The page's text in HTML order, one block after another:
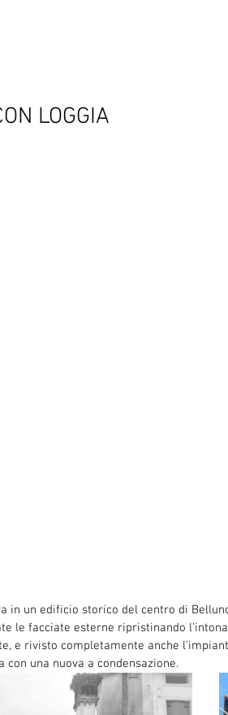
LOGGIA
in un edificio storico del centro di
le facciate esterne ripristinando
e rivisto completamente anche
una nuova a condensazione.